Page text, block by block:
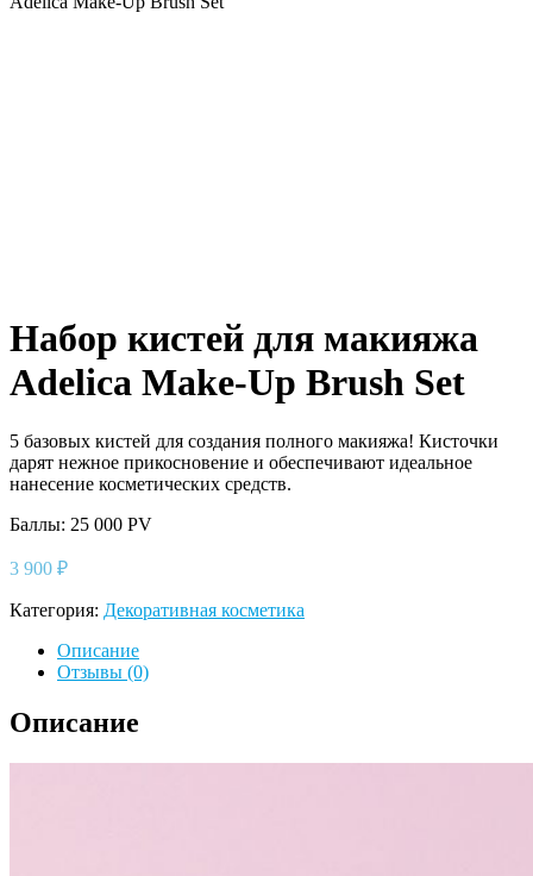
Набор кистей для макияжа
Adelica Make-Up Brush Set
5 базовых кистей для создания полного макияжа! Кисточки
дарят нежное прикосновение и обеспечивают идеальное
нанесение косметических средств.
Баллы: 25 000 PV
3 900 ₽
Категория: Декоративная косметика
Описание
Отзывы (0)
Описание